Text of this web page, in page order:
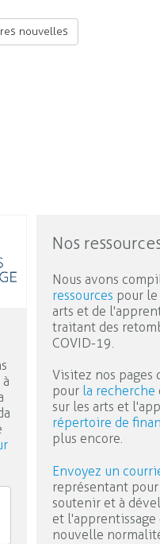
nouvelles
Nos
Nous avons
ressources pour le
arts et de
traitant des
COVID-19.
Visitez nos pages
pour la recherche
sur les arts et
répertoire de
plus encore.
Envoyez un
représentant pour
soutenir et à
et l'apprentissage
nouvelle